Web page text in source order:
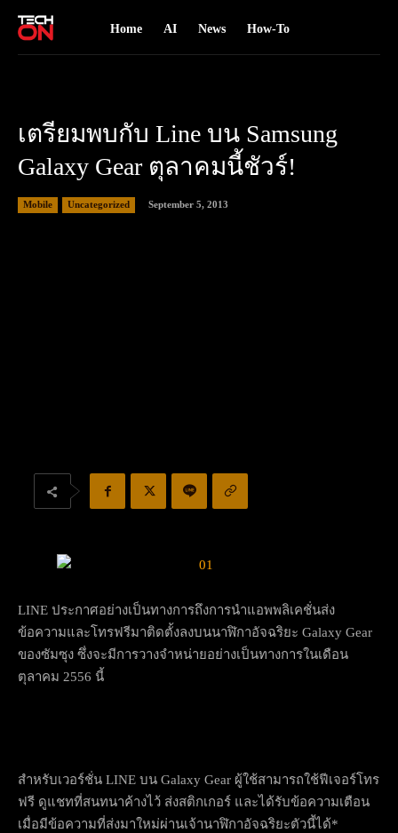
Home AI News How-To
เตรียมพบกับ Line บน Samsung
Galaxy Gear ตุลาคมนี้ชัวร์!
Mobile Uncategorized September 5, 2013
LINE ประกาศอย่างเป็นทางการถึงการนำแอพพลิเคชั่นส่ง
ข้อความและโทรฟรีมาติดตั้งลงบนนาฬิกาอัจฉริยะ Galaxy Gear
ของซัมซุง ซึ่งจะมีการวางจำหน่ายอย่างเป็นทางการในเดือน
ตุลาคม 2556 นี้
สำหรับเวอร์ชั่น LINE บน Galaxy Gear ผู้ใช้สามารถใช้ฟีเจอร์โทร
ฟรี ดูแชทที่สนทนาค้างไว้ ส่งสติกเกอร์ และได้รับข้อความเตือน
เมื่อมีข้อความที่ส่งมาใหม่ผ่านเจ้านาฬิกาอัจฉริยะตัวนี้ได้*